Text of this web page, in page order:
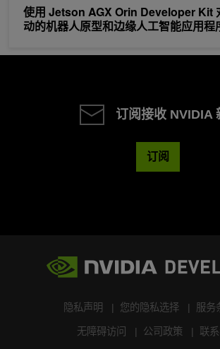
使用 Jetson AGX Orin Developer Kit
动的机器人原型和边缘人工智能应用程
订阅接收 NVIDIA
订阅
隐私声明 您的隐私选择 服务
无障碍访问 公司政策 联系